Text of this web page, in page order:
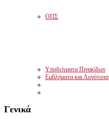
ΟΠΣ
Υποδείγματα Πινακίδων
Εμβλήματα και Λογότυπα
Γενικά